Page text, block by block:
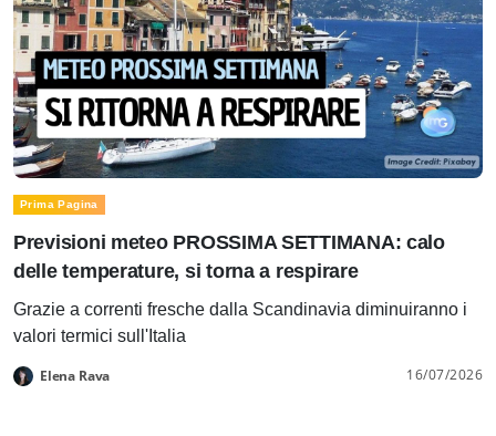
Prima Pagina
Previsioni meteo PROSSIMA SETTIMANA: calo
delle temperature, si torna a respirare
Grazie a correnti fresche dalla Scandinavia diminuiranno i
valori termici sull'Italia
Elena Rava 16/07/2026